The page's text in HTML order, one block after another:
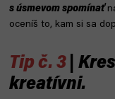
s úsmevom spomínať
oceníš to, kam si sa
Tip č. 3 |
kreatívni.